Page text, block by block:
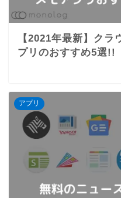
【2021年最新】ク
プリのおすすめ5選!!
アプリ